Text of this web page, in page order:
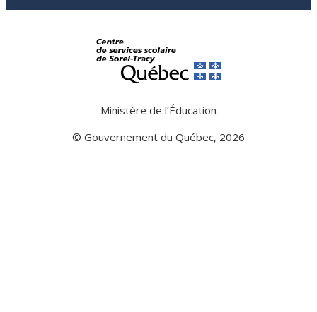
Ministère de l’Éducation
© Gouvernement du Québec, 2026